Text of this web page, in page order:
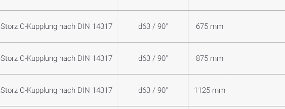
Storz C-Kupplung nach DIN 14317 d63 / 90° 675 mm
Storz C-Kupplung nach DIN 14317 d63 / 90° 875 mm
Storz C-Kupplung nach DIN 14317 d63 / 90° 1125 mm